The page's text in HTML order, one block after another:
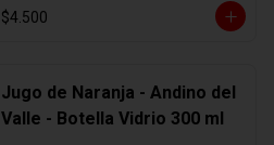
eliges
$4.500
Jugo de Naranja - Andino del
Valle - Botella Vidrio 300 ml